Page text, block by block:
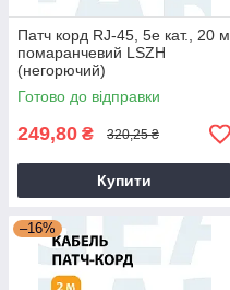
Патч корд RJ-45, 5е кат., 20 м
помаранчевий LSZH
(негорючий)
Готово до відправки
249,80 ₴ 320,25 ₴
Купити
–16%